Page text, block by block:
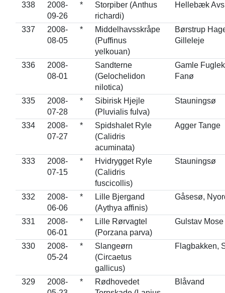
338
2008-
09-26
*
Storpiber (Anthus
richardi)
Hellebæk
337
2008-
08-05
*
Middelhavsskråpe
(Puffinus
yelkouan)
Børstrup
Gilleleje
336
2008-
08-01
Sandterne
(Gelochelidon
nilotica)
Gamle
Fanø
335
2008-
07-28
*
Sibirisk Hjejle
(Pluvialis fulva)
Stauningsø
334
2008-
07-27
*
Spidshalet Ryle
(Calidris
acuminata)
Agger Tange
333
2008-
07-15
*
Hvidrygget Ryle
(Calidris
fuscicollis)
Stauningsø
332
2008-
06-06
*
Lille Bjergand
(Aythya affinis)
Gåsesø,
331
2008-
06-01
*
Lille Rørvagtel
(Porzana parva)
Gulstav Mose
330
2008-
05-24
*
Slangeørn
(Circaetus
gallicus)
Flagbakken,
329
2008-
*
Rødhovedet
Blåvand